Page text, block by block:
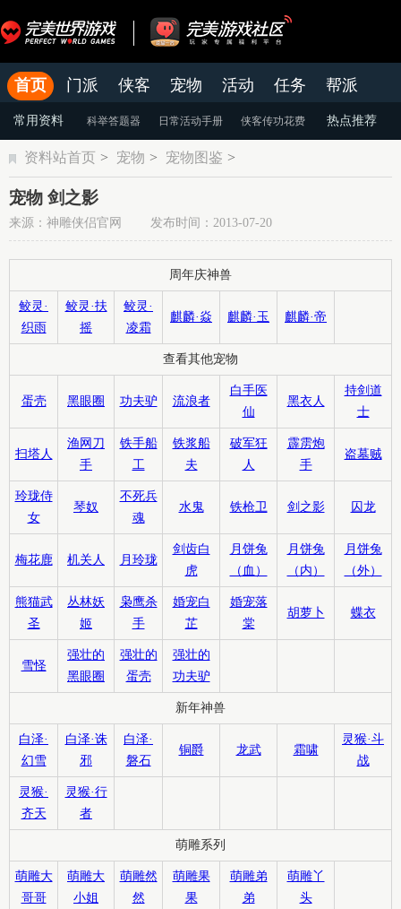
首页 门派 侠客 宠物 活动 任务
帮派
官网
论坛 老虎游戏APP
常用资料 科举答题器 日常活动手册 侠客传功花费 热点推荐
颜色蜕变 天命系统 染色系统
资料站首页 > 宠物 > 宠物图鉴 >
宠物 剑之影
来源：神雕侠侣官网 发布时间：2013-07-20
周年庆神兽
鲛灵·
织雨
鲛灵·扶
摇
鲛灵·
凌霜
麒麟·焱 麒麟·玉 麒麟·帝
查看其他宠物
蛋壳 黑眼圈 功夫驴 流浪者
白手医
仙
黑衣人
持剑道
士
扫塔人
渔网刀
手
铁手船
工
铁浆船
夫
破军狂
人
霹雳炮
手
盗墓贼
玲珑侍
女
琴奴
不死兵
魂
水鬼 铁枪卫 剑之影 囚龙
梅花鹿 机关人 月玲珑
剑齿白
虎
月饼兔
（血）
月饼兔
（内）
月饼兔
（外）
熊猫武
圣
丛林妖
姬
枭鹰杀
手
婚宠白
芷
婚宠落
棠
胡萝卜 蝶衣
雪怪
强壮的
黑眼圈
强壮的
蛋壳
强壮的
功夫驴
新年神兽
白泽·
幻雪
白泽·诛
邪
白泽·
磐石
铜爵 龙武 霜啸
灵猴·斗
战
灵猴·
齐天
灵猴·行
者
萌雕系列
萌雕大
哥哥
萌雕大
小姐
萌雕然
然
萌雕果
果
萌雕弟
弟
萌雕丫
头